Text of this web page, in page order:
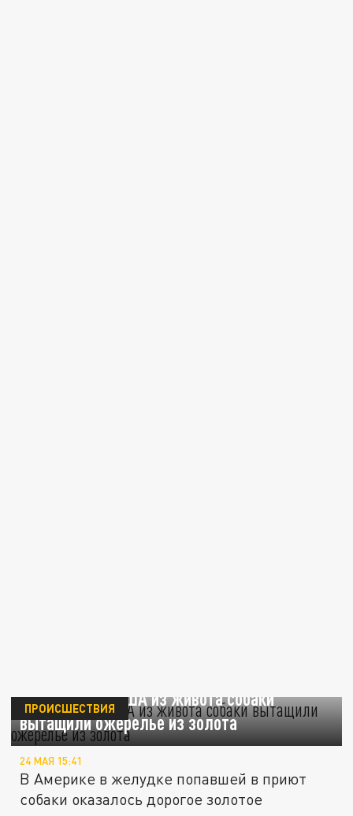
Newsweek: В США из живота собаки
вытащили ожерелье из золота
ПРОИСШЕСТВИЯ
24 МАЯ 15:41
В Америке в желудке попавшей в приют
собаки оказалось дорогое золотое